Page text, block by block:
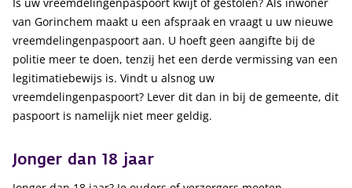
van Gorinchem maakt u een afspraak en vraagt u uw nieuwe
vreemdelingenpaspoort aan. U hoeft geen aangifte bij de
politie meer te doen, tenzij het een derde vermissing van een
legitimatiebewijs is. Vindt u alsnog uw
vreemdelingenpaspoort? Lever dit dan in bij de gemeente, dit
paspoort is namelijk niet meer geldig.
Jonger dan 18 jaar